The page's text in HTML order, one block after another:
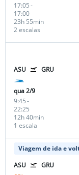
17:05-
17:00
2 escalas
23h 55min
ASU GRU
qua 2/9
9:45-
22:25
1 escala
12h 40min
Viagem de ida e
ASU
GRU